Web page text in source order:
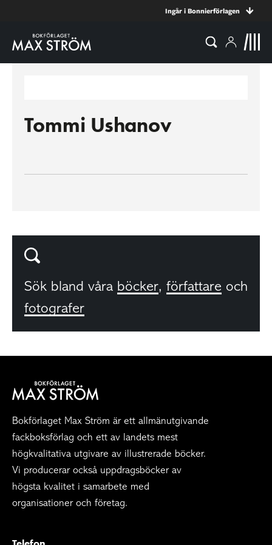
Ingår i Bonnierförlagen
Tommi Ushanov
Sök bland våra böcker, författare och
fotografer
Bokförlaget Max Ström är ett allmänutgivande
fackboksförlag och ett av landets mest
högkvalitativa utgivare av illustrerade böcker.
Vi producerar också uppdragsböcker av
högsta kvalitet i samarbete med
organisationer och företag.